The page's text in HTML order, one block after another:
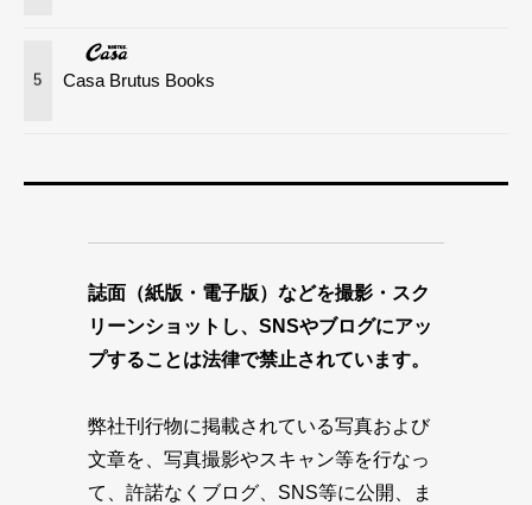
5 Casa Brutus Books
誌面（紙版・電子版）などを撮影・スク
リーンショットし、SNSやブログにアッ
プすることは法律で禁止されています。
弊社刊行物に掲載されている写真および
文章を、写真撮影やスキャン等を行なっ
て、許諾なくブログ、SNS等に公開、ま